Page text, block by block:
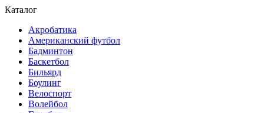
Каталог
Акробатика
Американский футбол
Бадминтон
Баскетбол
Бильярд
Боулинг
Велоспорт
Волейбол